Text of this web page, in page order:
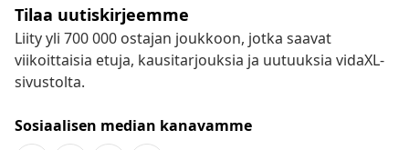
Tilaa uutiskirjeemme
Liity yli 700 000 ostajan joukkoon, jotka saavat
viikoittaisia etuja, kausitarjouksia ja uutuuksia vidaXL-
sivustolta.
Sosiaalisen median kanavamme